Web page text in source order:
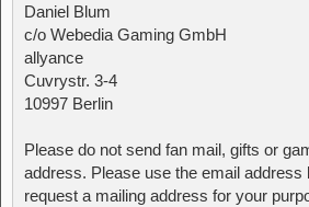
Daniel Blum
c/o Webedia Gaming GmbH
allyance
Cuvrystr. 3-4
10997 Berlin
Please do not send fan mail, gifts or
address. Please use the email address
request a mailing address for your